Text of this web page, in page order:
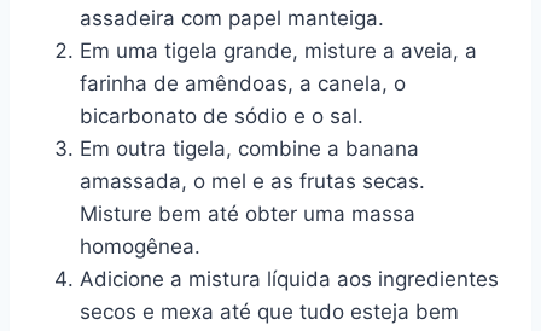
assadeira com papel manteiga.
Em uma tigela grande, misture a aveia, a
farinha de amêndoas, a canela, o
bicarbonato de sódio e o sal.
Em outra tigela, combine a banana
amassada, o mel e as frutas secas.
Misture bem até obter uma massa
homogênea.
Adicione a mistura líquida aos ingredientes
secos e mexa até que tudo esteja bem